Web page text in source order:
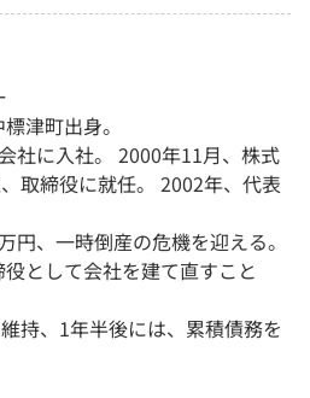
津町出身。
社に入社。 2000年11月、株式
取締役に就任。 2002年、代表
円、一時倒産の危機を迎える。
として会社を建て直すこと
持、1年半後には、累積債務を